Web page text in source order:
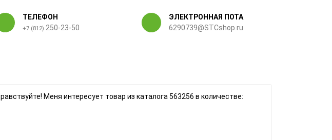
ТЕЛЕФОН
+7 (812) 250-23-50
ЭЛЕКТРОННАЯ ПОТА
6290739@STCshop.ru